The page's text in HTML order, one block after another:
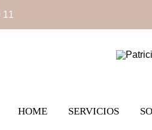
HOME SERVICIOS